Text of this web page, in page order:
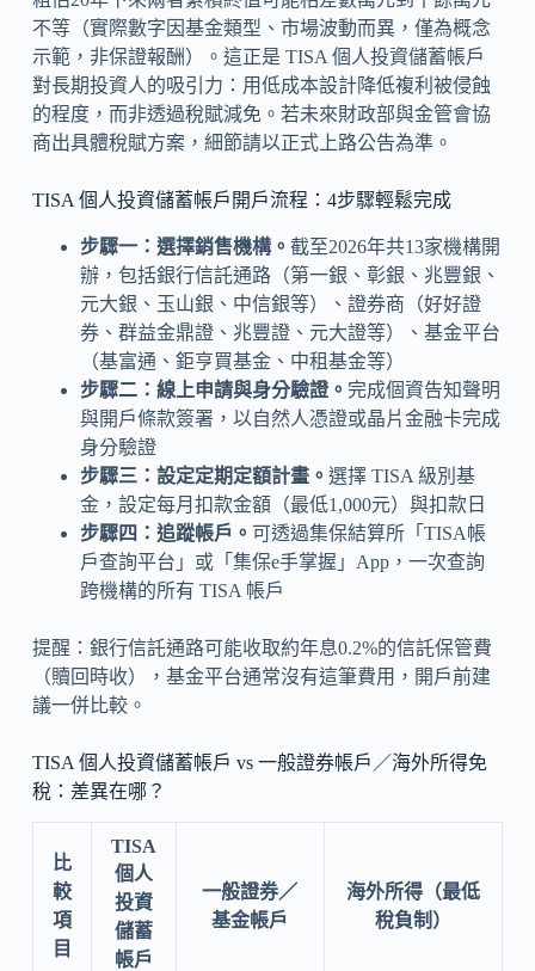
不等（實際數字因基金類型、市場波動而異，僅為概念
示範，非保證報酬）。這正是 TISA 個人投資儲蓄帳戶
對長期投資人的吸引力：用低成本設計降低複利被侵蝕
的程度，而非透過稅賦減免。若未來財政部與金管會協
商出具體稅賦方案，細節請以正式上路公告為準。
TISA 個人投資儲蓄帳戶開戶流程：4步驟輕鬆完成
步驟一：選擇銷售機構。 截至2026年共13家機構開
辦，包括銀行信託通路（第一銀、彰銀、兆豐銀、
元大銀、玉山銀、中信銀等）、證券商（好好證
券、群益金鼎證、兆豐證、元大證等）、基金平台
（基富通、鉅亨買基金、中租基金等）
步驟二：線上申請與身分驗證。 完成個資告知聲明
與開戶條款簽署，以自然人憑證或晶片金融卡完成
身分驗證
步驟三：設定定期定額計畫。 選擇 TISA 級別基
金，設定每月扣款金額（最低1,000元）與扣款日
步驟四：追蹤帳戶。 可透過集保結算所「TISA帳
戶查詢平台」或「集保e手掌握」App，一次查詢
跨機構的所有 TISA 帳戶
提醒：銀行信託通路可能收取約年息0.2%的信託保管費
（贖回時收），基金平台通常沒有這筆費用，開戶前建
議一併比較。
TISA 個人投資儲蓄帳戶 vs 一般證券帳戶／海外所得免
稅：差異在哪？
比
較
項
目
TISA
個人
投資
儲蓄
帳戶
一般證券／
基金帳戶
海外所得（最低
稅負制）